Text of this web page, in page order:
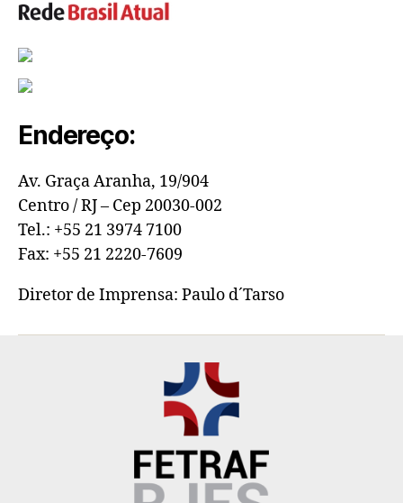
Endereço:
Av. Graça Aranha, 19/904
Centro / RJ – Cep 20030-002
Tel.: +55 21 3974 7100
Fax: +55 21 2220-7609
Diretor de Imprensa: Paulo d´Tarso